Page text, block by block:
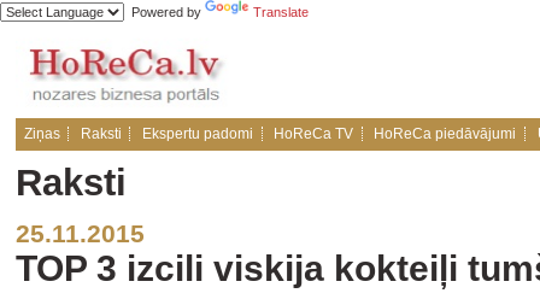
Powered by Translate
Ziņas Raksti Ekspertu padomi HoReCa TV HoReCa piedāvājumi
Raksti
25.11.2015
TOP 3 izcili viskija kokteiļi